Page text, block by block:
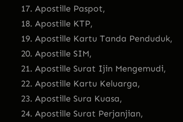
Apostille Paspot,
Apostille KTP,
Apostille Kartu Tanda Penduduk,
Apostille SIM,
Apostille Surat Ijin Mengemudi,
Apostille Kartu Keluarga,
Apostille Sura Kuasa,
Apostille Surat Perjanjian,